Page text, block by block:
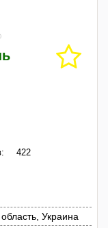
422
Украина